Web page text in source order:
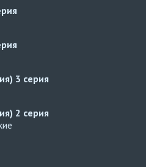
3 серия
2 серия